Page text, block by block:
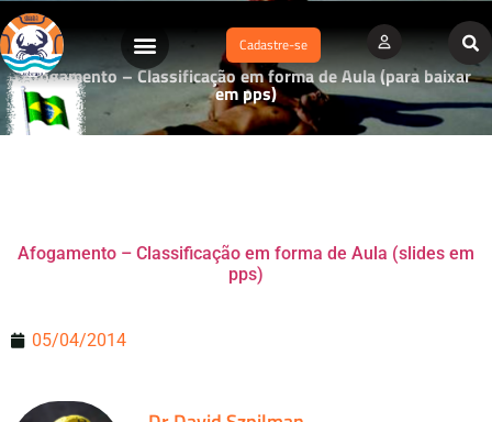
Cadastre-se
Afogamento – Classificação em forma de Aula (para baixar
em pps)
Afogamento – Classificação em forma de Aula (slides em
pps)
05/04/2014